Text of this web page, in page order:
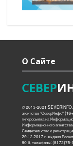
О Сайте
СЕВЕР
© 2013-2021
агентство "СеверИнфо"
гиперссылка на
Информационного
Свидетельство о
29.12.2017 г. выдано
80 б, телефоны: (8172)75-